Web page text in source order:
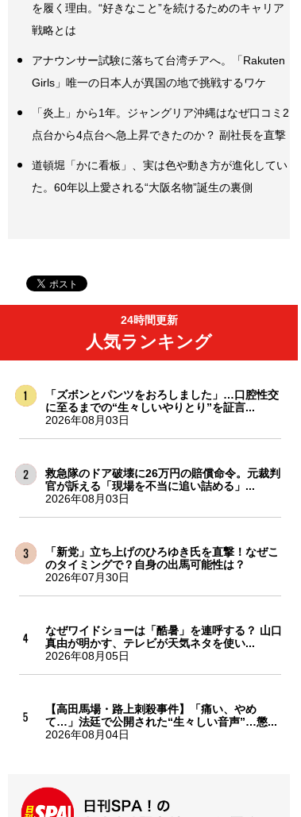
を履く理由。“好きなこと”を続けるためのキャリア
戦略とは
アナウンサー試験に落ちて台湾チアへ。「Rakuten
Girls」唯一の日本人が異国の地で挑戦するワケ
「炎上」から1年。ジャングリア沖縄はなぜ口コミ2
点台から4点台へ急上昇できたのか？ 副社長を直撃
道頓堀「かに看板」、実は色や動き方が進化してい
た。60年以上愛される“大阪名物”誕生の裏側
24時間更新
人気ランキング
「ズボンとパンツをおろしました」…口腔性交
に至るまでの“生々しいやりとり”を証言...
2026年08月03日
救急隊のドア破壊に26万円の賠償命令。元裁判
官が訴える「現場を不当に追い詰める」...
2026年08月03日
「新党」立ち上げのひろゆき氏を直撃！なぜこ
のタイミングで？自身の出馬可能性は？
2026年07月30日
なぜワイドショーは「酷暑」を連呼する？ 山口
真由が明かす、テレビが天気ネタを使い...
2026年08月05日
【高田馬場・路上刺殺事件】「痛い、やめ
て…」法廷で公開された“生々しい音声”…懲...
2026年08月04日